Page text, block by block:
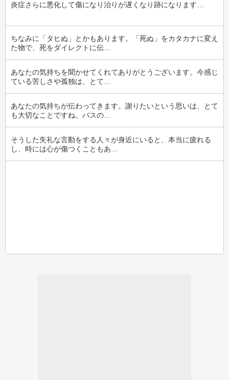
炎症さらに悪化して傷になり治りが遅くなり跡になります…
ちなみに「タヒぬ」とかもあります。「死ぬ」をカタカナに変え
た物で、死をダイレクトに伝…
あなたの気持ちを聞かせてくれてありがとうございます。今感じ
ている苦しさや孤独は、とて…
あなたの気持ちが伝わってきます。謝りたいという思いは、とて
も大切なことですね。バスの…
そうした失礼な言動をする人々が身近にいると、本当に疲れる
し、時には心が傷つくこともあ…